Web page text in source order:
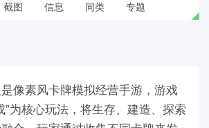
截图 信息 同类 专题
是像素风卡牌模拟经营手游，游戏
”为核心玩法，将生存、建造、探索